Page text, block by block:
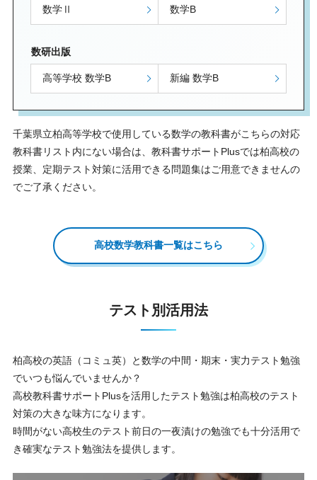
数学Ⅱ 数学B
数研出版
高等学校 数学B 新編 数学B
千葉県立柏高等学校で使用している数学の教科書がこちらの対応
教科書リスト内にない場合は、教科書サポートPlusでは柏高校の
授業、定期テスト対策に活用できる問題集はご用意できませんの
でご了承ください。
高校数学教科書一覧はこちら
テスト別活用法
柏高校の英語（コミュ英）と数学の中間・期末・実力テスト勉強
でいつも悩んでいませんか？
高校教科書サポートPlusを活用したテスト勉強は柏高校のテスト
対策の大きな味方になります。
時間がない高校生のテスト前日の一夜漬けの勉強でも十分活用で
き確実なテスト勉強法を提供します。